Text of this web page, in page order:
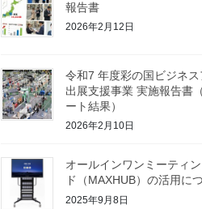
報告書
2026年2月12日
令和7 年度彩の国ビジネス
出展支援事業 実施報告書
ート結果）
2026年2月10日
オールインワンミーティ
ド（MAXHUB）の活用に
2025年9月8日